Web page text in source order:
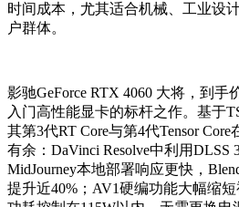
时间成本，尤其适合机械、工业设
户群体。
影驰GeForce RTX 4060 大将，到手
入门高性能显卡的标杆之作。基于
其第3代RT Core与第4代Tensor
有余：DaVinci Resolve中利用DLSS
MidJourney本地部署响应更快，
提升近40%；AV1硬编功能大幅缩